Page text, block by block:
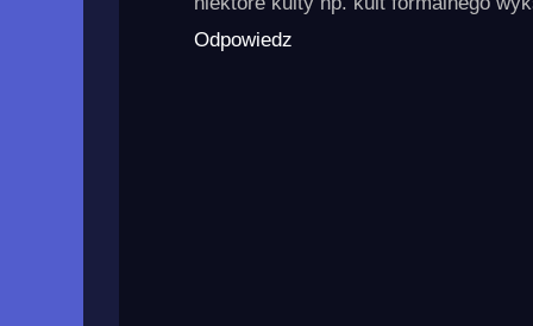
Odpowiedz